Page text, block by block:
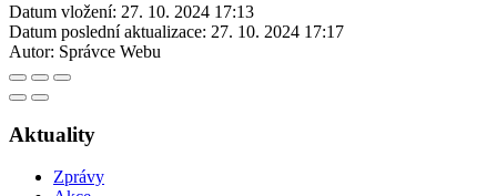
Datum vložení: 27. 10. 2024 17:13
Datum poslední aktualizace: 27. 10. 2024 17:17
Autor: Správce Webu
Aktuality
Zprávy